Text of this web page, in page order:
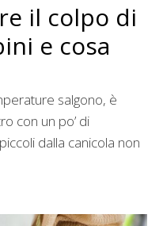
il colpo di
e cosa
salgono, è
con un po’ di
dalla canicola non